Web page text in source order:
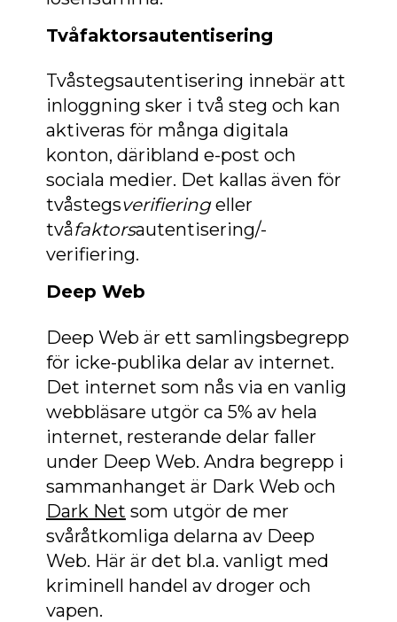
Tvåfaktorsautentisering
Tvåstegsautentisering innebär att
inloggning sker i två steg och kan
aktiveras för många digitala
konton, däribland e-post och
sociala medier. Det kallas även för
tvåstegsverifieringeller
tvåfaktorsautentisering/-
verifiering.
Deep Web
Deep Web är ett samlingsbegrepp
för icke-publika delar av internet.
Det internet som nås via en vanlig
webbläsare utgör ca 5% av hela
internet, resterande delar faller
under Deep Web. Andra begrepp i
sammanhanget är Dark Web och
Dark Net som utgör de mer
svåråtkomliga delarna av Deep
Web. Här är det bl.a. vanligt med
kriminell handel av droger och
vapen.